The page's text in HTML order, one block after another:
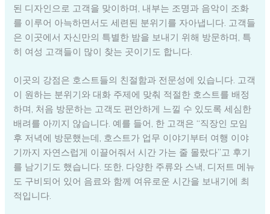
된 디자인으로 고객을 맞이하며, 내부는 조명과 음악이 조화
를 이루어 아늑하면서도 세련된 분위기를 자아냅니다. 고객들
은 이곳에서 자신만의 특별한 밤을 보내기 위해 방문하며, 특
히 여성 고객들이 많이 찾는 곳이기도 합니다.
이곳의 강점은 호스트들의 친절함과 전문성에 있습니다. 고객
이 원하는 분위기와 대화 주제에 맞춰 적절한 호스트를 배정
하며, 처음 방문하는 고객도 편안하게 느낄 수 있도록 세심한
배려를 아끼지 않습니다. 예를 들어, 한 고객은 “직장인 모임
후 저녁에 방문했는데, 호스트가 업무 이야기부터 여행 이야
기까지 자연스럽게 이끌어줘서 시간 가는 줄 몰랐다”고 후기
를 남기기도 했습니다. 또한, 다양한 주류와 스낵, 디저트 메뉴
도 구비되어 있어 음료와 함께 여유로운 시간을 보내기에 최
적입니다.